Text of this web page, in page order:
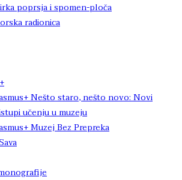
poprsja i spomen-ploča
radionica
Nešto staro, nešto novo: Novi
učenju u muzeju
Muzej Bez Prepreka